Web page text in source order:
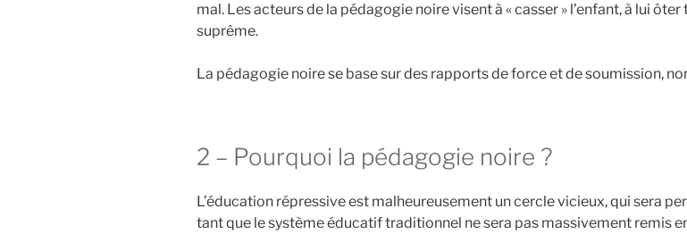
mal. Les acteurs de la pédagogie noire visent à « casser » l’enfant, à lui
suprême.
La pédagogie noire se base sur des rapports de force et de soumission,
2 – Pourquoi la pédagogie noire ?
L’éducation répressive est malheureusement un cercle vicieux, qui sera
tant que le système éducatif traditionnel ne sera pas massivement remis